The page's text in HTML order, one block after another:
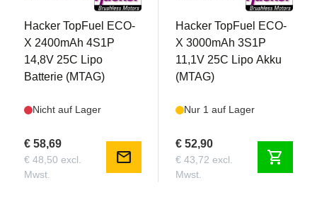
Einfacher Zusammenbau
Klebstoff noch Spezialwerkzeuge erforderlich, so
dass die Twin Otter 1.4m in weniger Zeit flugbereit
ist, als es dauert, einen Akku zu laden! Und
Hacker TopFuel ECO-
X 2400mAh 4S1P
14,8V 25C Lipo
Batterie (MTAG)
Nicht auf Lager
€ 58,69
€ 48,50 excl.
Mwst.
mail
Hacker TopFuel ECO-
X 3000mAh 3S1P
11,1V 25C Lipo Akku
(MTAG)
Nur 1 auf Lager
€ 52,90
€ 43,72 excl.
Mwst.
shopping_cart